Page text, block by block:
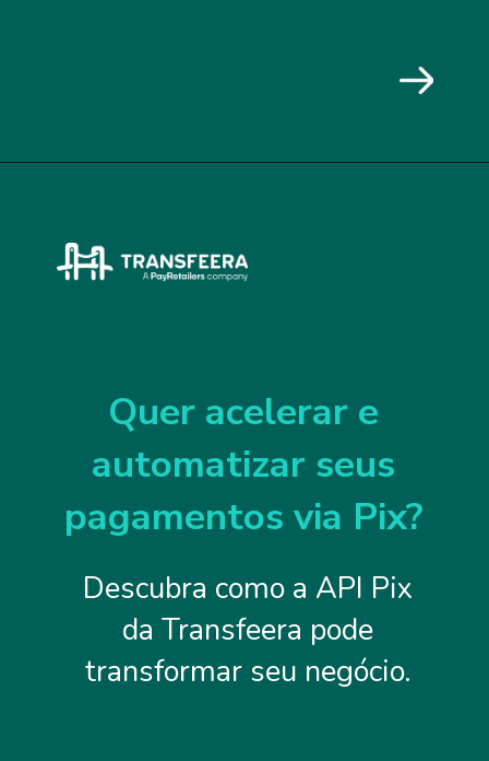
Quer acelerar e
automatizar seus
pagamentos via Pix?
Descubra como a API Pix
da Transfeera pode
transformar seu negócio.